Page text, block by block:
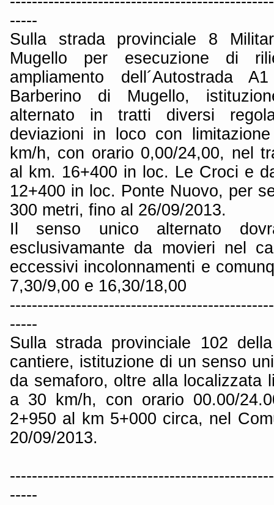
-----
Sulla strada provinciale 8
Mugello per esecuzione di
ampliamento dell´Autostrada
Barberino di Mugello,
alternato in tratti diversi
deviazioni in loco con
km/h, con orario 0,00/24,00, nel
al km. 16+400 in loc. Le Croci e
12+400 in loc. Ponte Nuovo, per
300 metri, fino al 26/09/2013.
Il senso unico alternato
esclusivamante da movieri nel
eccessivi incolonnamenti e
7,30/9,00 e 16,30/18,00
-----
Sulla strada provinciale 102
cantiere, istituzione di un senso
da semaforo, oltre alla localizzata
a 30 km/h, con orario 00.00/
2+950 al km 5+000 circa, nel
20/09/2013.
-----